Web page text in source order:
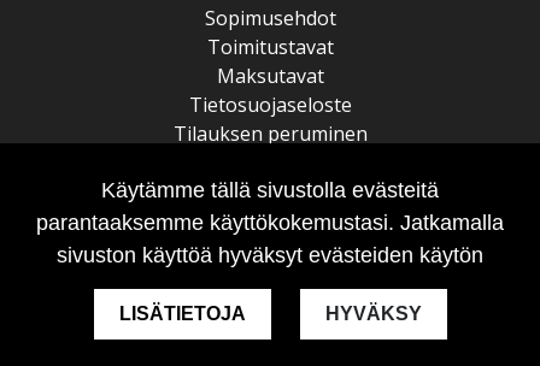
Sopimusehdot
Toimitustavat
Maksutavat
Tietosuojaseloste
Tilauksen peruminen
Käytämme tällä sivustolla evästeitä
parantaaksemme käyttökokemustasi. Jatkamalla
sivuston käyttöä hyväksyt evästeiden käytön
LISÄTIETOJA HYVÄKSY